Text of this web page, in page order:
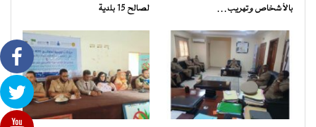
بالأشخاص وتهريب…
لصالح 15 بلدية